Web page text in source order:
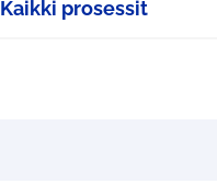
Kaikki prosessit